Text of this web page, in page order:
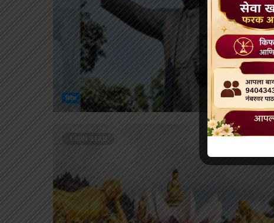
विदेश
1 MIN READ